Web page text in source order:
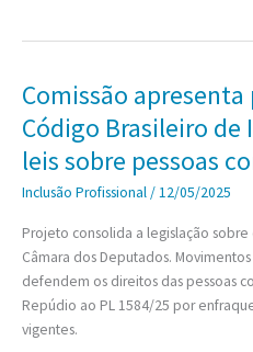
internacional
de
acessibilidade
Comissão
Código Brasileiro
leis sobre pessoas
Inclusão Profissional/12/05/2025
Projeto consolida a legislação
Câmara dos Deputados.
defendem os direitos das pessoas
Repúdio ao PL 1584/25 por
vigentes.